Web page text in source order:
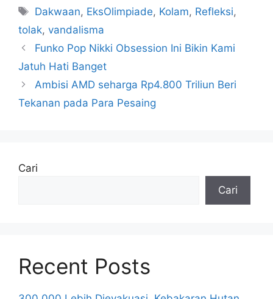
Tag
Dakwaan, EksOlimpiade, Kolam, Refleksi,
tolak, vandalisma
Funko Pop Nikki Obsession Ini Bikin Kami
Jatuh Hati Banget
Ambisi AMD seharga Rp4.800 Triliun Beri
Tekanan pada Para Pesaing
Cari
Cari
Recent Posts